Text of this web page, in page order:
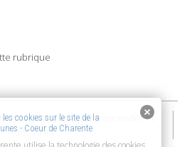
rubrique
Charente | Vivre, entreprendre et
découvrir
cookies sur le site de la
- Coeur de Charente